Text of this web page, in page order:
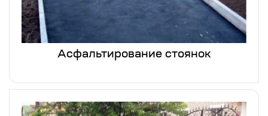
Асфальтирование стоянок